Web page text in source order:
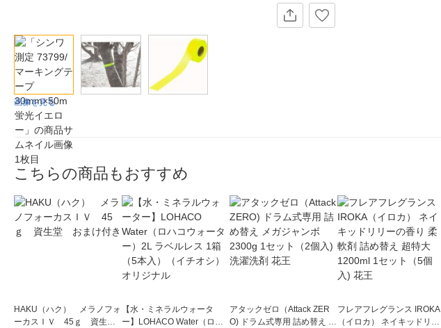
画像を見る
こちらの商品もおすすめ
HAKU（ハク） メラノフォ
ーカスＩＶ 45ｇ 資生
【水・ミネラルウォータ
ー】LOHACO Water（ロハ
アタックゼロ（Attack ZER
O) ドラム式専用 詰め替え メ
フレアフレグランス IROKA
（イロカ） ネイキッドリリ